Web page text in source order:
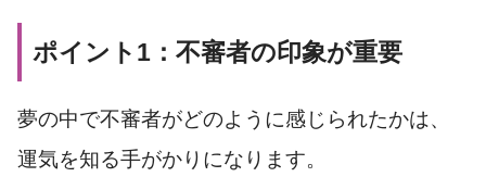
ポイント1：不審者の印象が重要
夢の中で不審者がどのように感じられたかは、
運気を知る手がかりになります。